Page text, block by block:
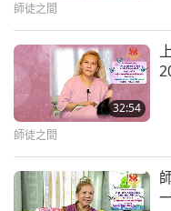
事。
不管怎樣，我希望至
人很開明的。有些女
物，你們知道嗎？至
沒說什麼。甚至向她
們走過的泥土，在其
察也會非常恭敬地向
師徒之間
32:54
師徒之間